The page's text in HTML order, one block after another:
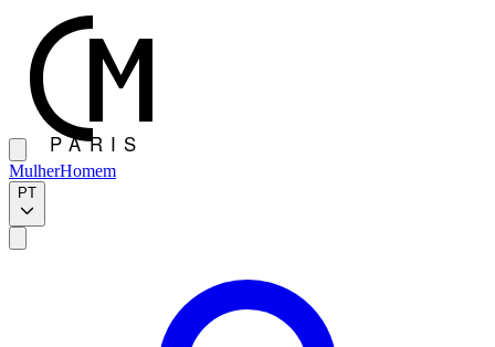
MulherHomem
PT